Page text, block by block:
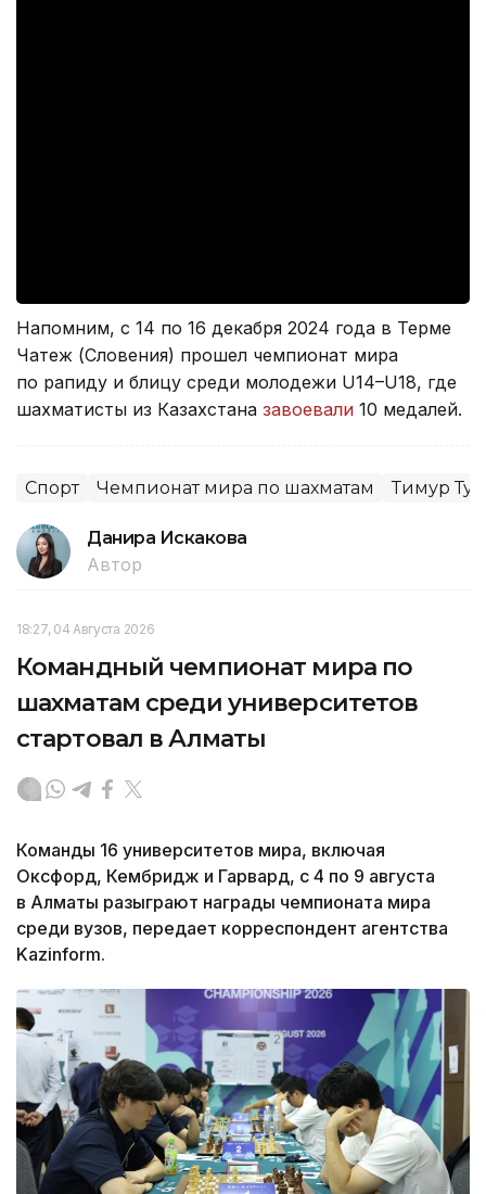
Напомним, с 14 по 16 декабря 2024 года в Терме
Чатеж (Словения) прошел чемпионат мира
по рапиду и блицу среди молодежи U14–U18, где
шахматисты из Казахстана завоевали 10 медалей.
Спорт Чемпионат мира по шахматам Тимур
Данира Искакова
Автор
18:27, 04 Августа 2026
Командный чемпионат мира по
шахматам среди университетов
стартовал в Алматы
Команды 16 университетов мира, включая
Оксфорд, Кембридж и Гарвард, с 4 по 9 августа
в Алматы разыграют награды чемпионата мира
среди вузов, передает корреспондент агентства
Kazinform.